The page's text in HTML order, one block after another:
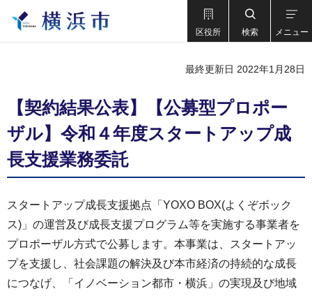
区役所 検索 メニュー
最終更新日 2022年1月28日
【契約結果公表】【公募型プロポー
ザル】令和４年度スタートアップ成
長支援業務委託
スタートアップ成長支援拠点「YOXO BOX(よくぞボック
ス)」の運営及び成長支援プログラム等を実施する事業者を
プロポーザル方式で公募します。本事業は、スタートアッ
プを支援し、社会課題の解決及び本市経済の持続的な成長
につなげ、「イノベーション都市・横浜」の実現及び地域